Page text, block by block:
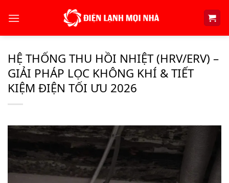
HỆ THỐNG THU HỒI NHIỆT (HRV/ERV) –
GIẢI PHÁP LỌC KHÔNG KHÍ & TIẾT
KIỆM ĐIỆN TỐI ƯU 2026